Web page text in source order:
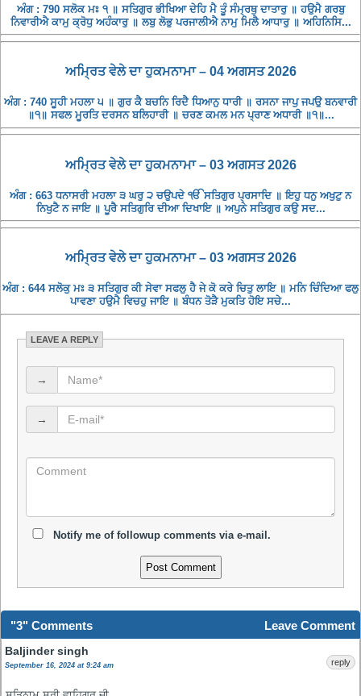
ਅੰਗ : 790 ਸਲੋਕ ਮਃ ੧ ॥ ਸਤਿਗੁਰ ਭੀਖਿਆ ਦੇਹਿ ਮੈ ਤੂੰ ਸੰਮ੍ਰਥੁ ਦਾਤਾਰੁ ॥ ਹਉਮੈ ਗਰਬੁ
ਨਿਵਾਰੀਐ ਕਾਮੁ ਕ੍ਰੋਧੁ ਅਹੰਕਾਰੁ ॥ ਲਬੁ ਲੋਭੁ ਪਰਜਾਲੀਐ ਨਾਮੁ ਮਿਲੈ ਆਧਾਰੁ ॥ ਅਹਿਨਿਸਿ...
ਅਮ੍ਰਿਤ ਵੇਲੇ ਦਾ ਹੁਕਮਨਾਮਾ – 04 ਅਗਸਤ 2026
ਅੰਗ : 740 ਸੂਹੀ ਮਹਲਾ ੫ ॥ ਗੁਰ ਕੈ ਬਚਨਿ ਰਿਦੈ ਧਿਆਨੁ ਧਾਰੀ ॥ ਰਸਨਾ ਜਾਪੁ ਜਪਉ ਬਨਵਾਰੀ
॥੧॥ ਸਫਲ ਮੂਰਤਿ ਦਰਸਨ ਬਲਿਹਾਰੀ ॥ ਚਰਣ ਕਮਲ ਮਨ ਪ੍ਰਾਣ ਅਧਾਰੀ ॥੧॥...
ਅਮ੍ਰਿਤ ਵੇਲੇ ਦਾ ਹੁਕਮਨਾਮਾ – 03 ਅਗਸਤ 2026
ਅੰਗ : 663 ਧਨਾਸਰੀ ਮਹਲਾ ੩ ਘਰੁ ੨ ਚਉਪਦੇ ੴ ਸਤਿਗੁਰ ਪ੍ਰਸਾਦਿ ॥ ਇਹੁ ਧਨੁ ਅਖੁਟੁ ਨ
ਨਿਖੁਟੈ ਨ ਜਾਇ ॥ ਪੂਰੈ ਸਤਿਗੁਰਿ ਦੀਆ ਦਿਖਾਇ ॥ ਅਪੁਨੇ ਸਤਿਗੁਰ ਕਉ ਸਦ...
ਅਮ੍ਰਿਤ ਵੇਲੇ ਦਾ ਹੁਕਮਨਾਮਾ – 03 ਅਗਸਤ 2026
ਅੰਗ : 644 ਸਲੋਕੁ ਮਃ ੩ ਸਤਿਗੁਰ ਕੀ ਸੇਵਾ ਸਫਲੁ ਹੈ ਜੇ ਕੋ ਕਰੇ ਚਿਤੁ ਲਾਇ ॥ ਮਨਿ ਚਿੰਦਿਆ ਫਲੁ
ਪਾਵਣਾ ਹਉਮੈ ਵਿਚਹੁ ਜਾਇ ॥ ਬੰਧਨ ਤੋੜੈ ਮੁਕਤਿ ਹੋਇ ਸਚੇ...
LEAVE A REPLY
→
→
Notify me of followup comments via e-mail.
"3" Comments Leave Comment
Baljinder singh
September 16, 2024 at 9:24 am reply